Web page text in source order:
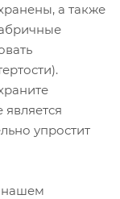
а также
упростит
нашем